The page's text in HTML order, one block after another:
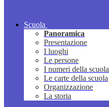
Scuola
Panoramica
Presentazione
I luoghi
Le persone
I numeri della scuola
Le carte della scuola
Organizzazione
La storia